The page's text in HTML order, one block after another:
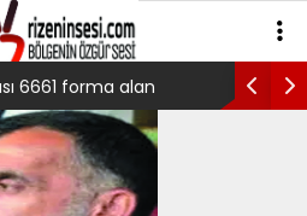
6661 forma alan
parasıyla’ sorusu
Pazarlı